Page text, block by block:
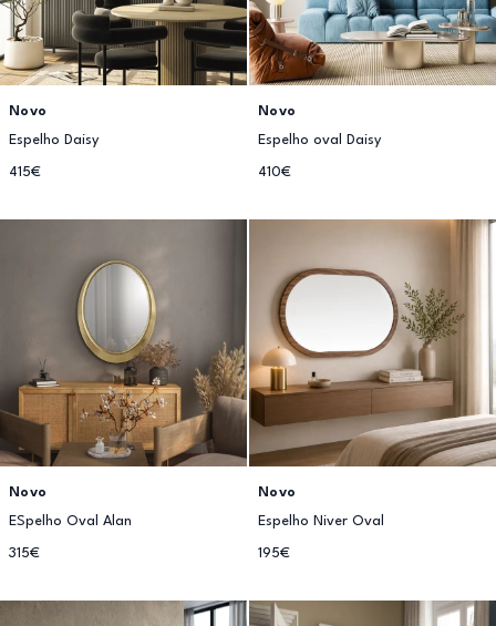
Novo
Espelho Daisy
415€
Novo
Espelho oval Daisy
410€
Novo
ESpelho Oval Alan
315€
Novo
Espelho Niver Oval
195€